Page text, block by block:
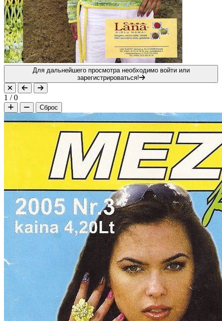
Для дальнейшего просмотра необходимо войти или
зарегистрироваться!
1 /0
Сброс